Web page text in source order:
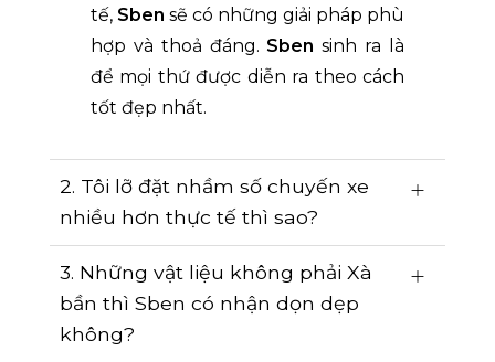
tế, Sben sẽ có những giải pháp phù
hợp và thoả đáng. Sben sinh ra là
để mọi thứ được diễn ra theo cách
tốt đẹp nhất.
2. Tôi lỡ đặt nhầm số chuyến xe
nhiều hơn thực tế thì sao?
3. Những vật liệu không phải Xà
bần thì Sben có nhận dọn dẹp
không?